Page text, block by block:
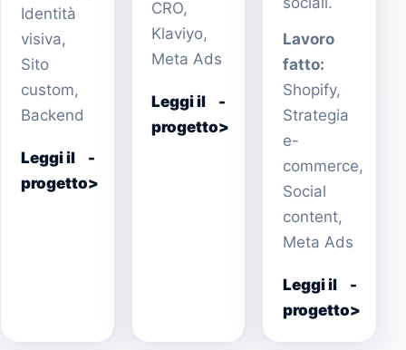
Identità
visiva,
Sito
custom,
Backend
Leggi il
progetto
CRO,
Klaviyo,
Meta Ads
Leggi il
progetto
Lavoro
fatto:
Shopify,
Strategia
e-
commerce,
Social
content,
Meta Ads
Leggi il
progetto